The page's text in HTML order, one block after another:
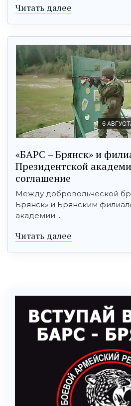
Читать далее
6
«БАРС – Брянск» и
Президентской
соглашение
Между добровольческой
Брянск» и Брянским
академии ...
Читать далее